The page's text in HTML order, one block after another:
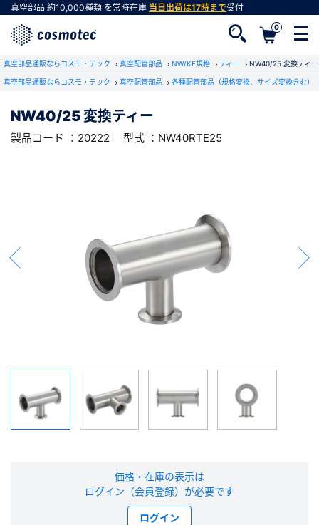
真空部品 約10,000種類 を常時在庫 当日出荷は17時まで受付
0
真空部品通販ならコスモ・テック 真空配管部品 NW/KF規格 ティー NW40/25 変換ティー
真空部品通販ならコスモ・テック 真空配管部品 各種配管部品（規格変換、サイズ変換含む）
NW40/25 変換ティー
製品コード ：20222 型式 ：NW40RTE25
価格・在庫の表示は
ログイン（会員登録）が必要です
ログイン
RoHS2適合報告書のダウンロード
下記製品のRoHS2適合報告書のダウンロードをします。
NW40/25 変換ティー
型式 ：NW40RTE25 製品コード ：20222
ダウンロードする
会員登録がお済みでない方
会員登録をすれば、便利な機能がご利用いただけ
があります。また当社の判断によりお断りする場合があります。
ログイン
※パスワードをお忘れの方は、パスワード再発行ページ
お問い合わせページ